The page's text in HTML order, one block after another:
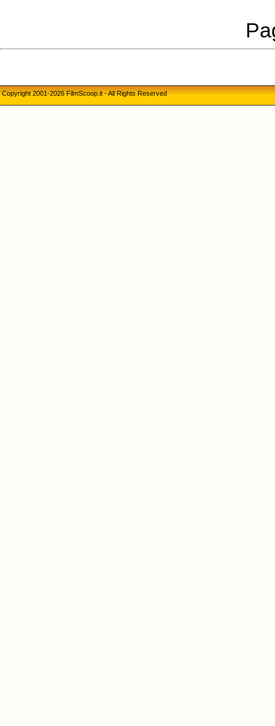
Copyright 2001-2026 FilmScoop.it - All Rights Reserved